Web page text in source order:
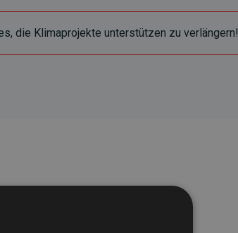
die Klimaprojekte unterstützen zu verlängern!